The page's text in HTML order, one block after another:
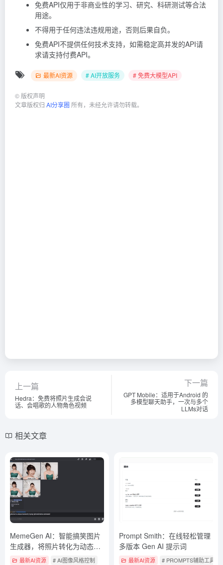
免费API仅用于非商业性的学习、研究、科研测试等合法
用途。
不得用于任何违法违规用途，否则后果自负。
免费API不提供任何技术支持，如需稳定高并发的API请
求请支持付费API。
最新AI资源 # AI开放服务 # 免费大模型API
© 版权声明
文章版权归 AI分享圈 所有，未经允许请勿转载。
上一篇
Hedra：免费将照片生成会说
话、会唱歌的人物角色视频
下一篇
GPT Mobile：适用于Android 的
多模型聊天助手，一次与多个
LLMs对话
相关文章
MemeGen AI：智能搞笑图片
生成器，将照片转化为动态表
情包，轻松创建搞笑图片
最新AI资源 # AI图像风格控制
Prompt Smith：在线轻松管理
多版本 Gen AI 提示词
最新AI资源 # PROMPTS辅助工具